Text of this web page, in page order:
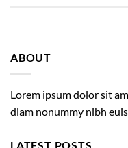
ABOUT
Lorem ipsum dolor sit
diam nonummy nibh
LATEST POSTS